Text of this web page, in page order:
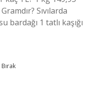
Sıvılarda
1 tatlı kaşığı